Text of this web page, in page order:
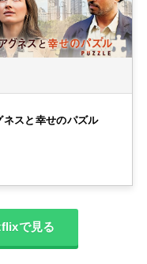
ネスと幸せのパズル
で見る